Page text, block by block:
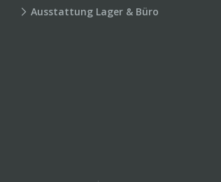
Ausstattung Lager & Büro